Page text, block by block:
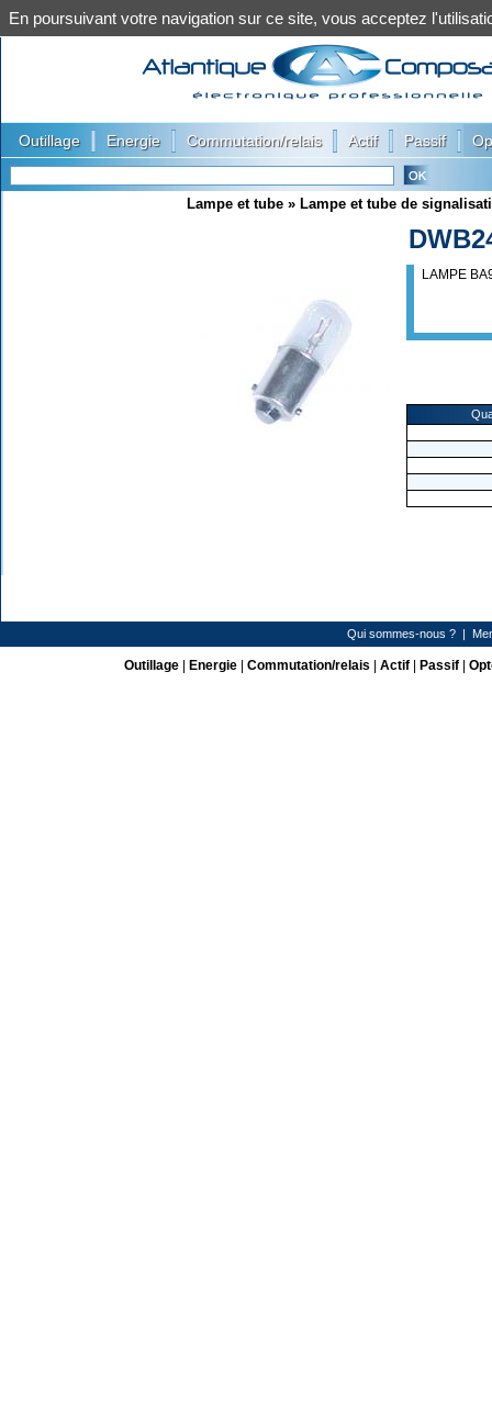
Outillage Energie Commutation/relais Actif Passif
Lampe et tube » Lampe et tube de
LAMPE
Qui sommes-nous ?|
Outillage| Energie| Commutation/relais Actif| Passif|
En poursuivant votre navigation sur ce site, vous acceptez